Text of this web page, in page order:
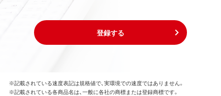
登録する
※記載されている速度表記は規格値で、実環境での速度ではありません。
※記載されている各商品名は、一般に各社の商標または登録商標です。